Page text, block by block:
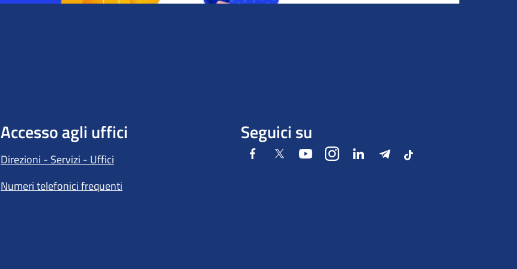
Accesso agli uffici
Direzioni - Servizi - Uffici
Numeri telefonici frequenti
Seguici su
FacebookTwitter YoutubeInstagramLinkedIn Telegram
Tiktok